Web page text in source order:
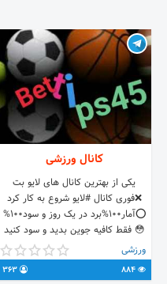
کانال ورزشی
یکی از بهترین کانال های لایو بت
❌فوری کانال #لایو شروع به کار کرد
⭕️آمار100%برد در یک روز و سود100%
😳 فقط کافیه جوین بدید و سود کنید
ورزشی